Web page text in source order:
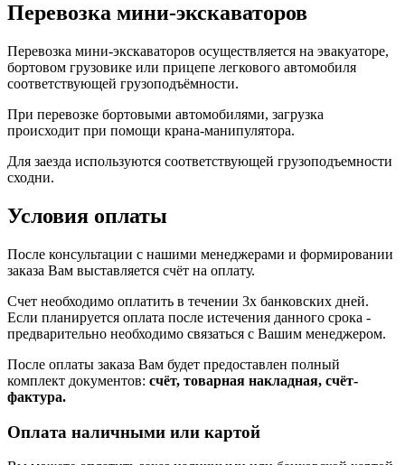
Перевозка мини-экскаваторов
Перевозка мини-экскаваторов осуществляется на эвакуаторе,
бортовом грузовике или прицепе легкового автомобиля
соответствующей грузоподъёмности.
При перевозке бортовыми автомобилями, загрузка
происходит при помощи крана-манипулятора.
Для заезда используются соответствующей грузоподъемности
сходни.
Условия оплаты
После консультации с нашими менеджерами и формировании
заказа Вам выставляется счёт на оплату.
Счет необходимо оплатить в течении 3х банковских дней.
Если планируется оплата после истечения данного срока -
предварительно необходимо связаться с Вашим менеджером.
После оплаты заказа Вам будет предоставлен полный
комплект документов: счёт, товарная накладная, счёт-
фактура.
Оплата наличными или картой